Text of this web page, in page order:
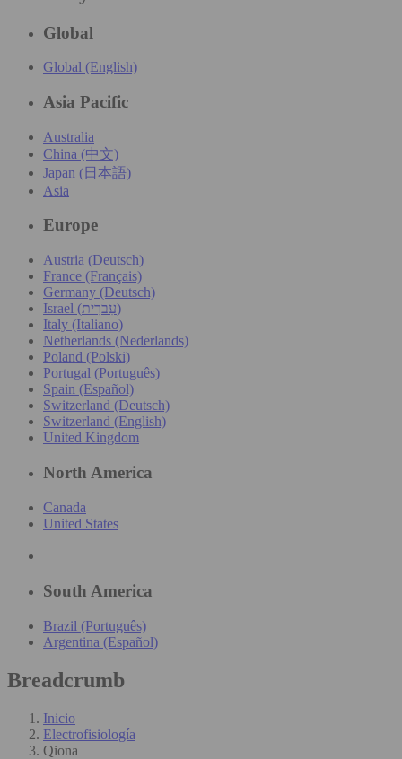
Global
Global (English)
Asia Pacific
Australia
China (中文)
Japan (日本語)
Asia
Europe
Austria (Deutsch)
France (Français)
Germany (Deutsch)
Israel (עִברִית)
Italy (Italiano)
Netherlands (Nederlands)
Poland (Polski)
Portugal (Português)
Spain (Español)
Switzerland (Deutsch)
Switzerland (English)
United Kingdom
North America
Canada
United States
South America
Brazil (Português)
Argentina (Español)
Breadcrumb
Inicio
Electrofisiología
Qiona